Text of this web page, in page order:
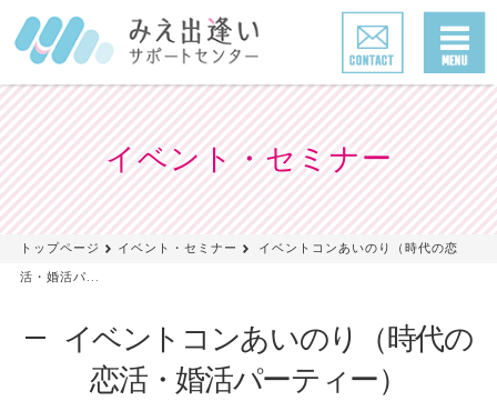
イベント・セミナー
トップページ イベント・セミナー
イベントコンあいのり（時代の恋
活・婚活パ...
イベントコンあいのり（時代の
恋活・婚活パーティー）